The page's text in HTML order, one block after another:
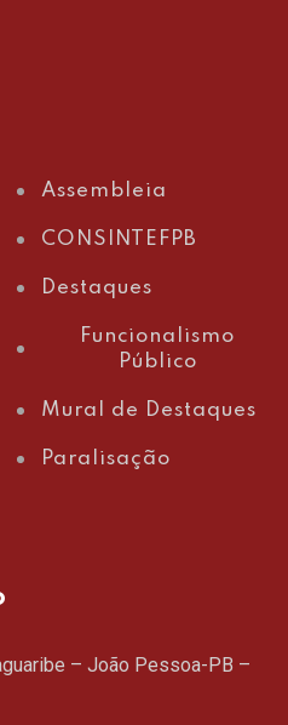
Assembleia
CONSINTEFPB
Destaques
Funcionalismo
Público
Mural de Destaques
Paralisação
– João Pessoa-PB –